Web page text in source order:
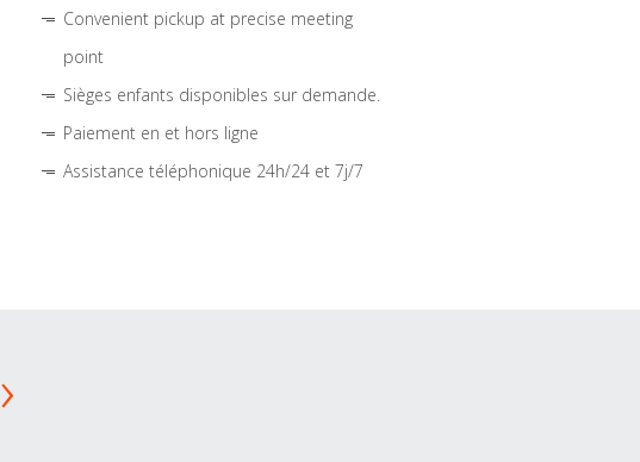
Convenient pickup at precise meeting
point
Sièges enfants disponibles sur demande.
Paiement en et hors ligne
Assistance téléphonique 24h/24 et 7j/7